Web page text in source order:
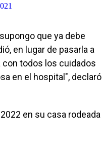
que ya debe
en lugar de pasarla a
con todos los cuidados
en el hospital", declaró
en su casa rodeada